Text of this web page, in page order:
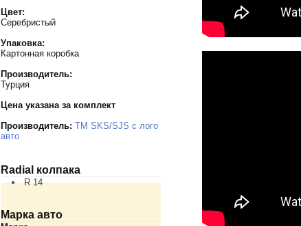
Цвет:
Серебристый
Упаковка:
Картонная коробка
Производитель:
Турция
Цена указана за комплект
Производитель: TM SKS/SJS с лого
авто
Radial колпака
R 14
Марка авто